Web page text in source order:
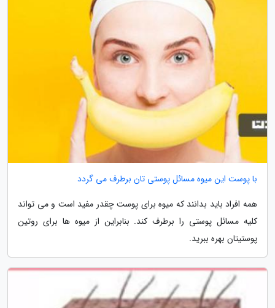
با پوست این میوه مسائل پوستی تان برطرف می گردد
همه افراد باید بدانند که میوه برای پوست چقدر مفید است و می تواند
کلیه مسائل پوستی را برطرف کند. بنابراین از میوه ها برای روتین
پوستیتان بهره ببرید.